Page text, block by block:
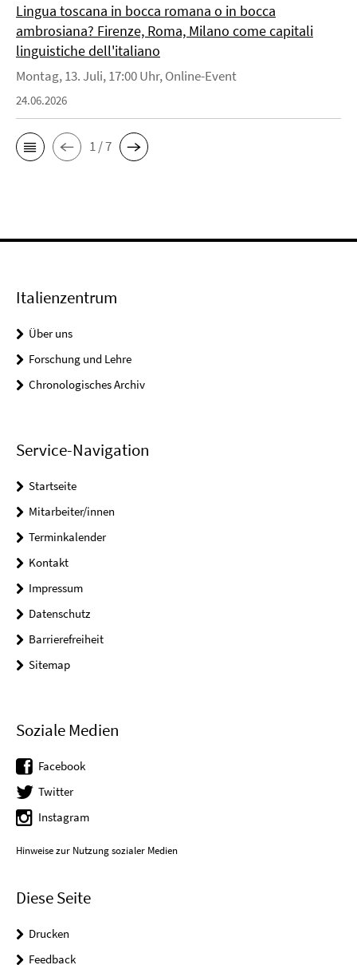
Lingua toscana in bocca romana o in bocca
ambrosiana? Firenze, Roma, Milano come capitali
linguistiche dell'italiano
Montag, 13. Juli, 17:00 Uhr, Online-Event
24.06.2026
1 / 7
Italienzentrum
Über uns
Forschung und Lehre
Chronologisches Archiv
Service-Navigation
Startseite
Mitarbeiter/innen
Terminkalender
Kontakt
Impressum
Datenschutz
Barrierefreiheit
Sitemap
Soziale Medien
Facebook
Twitter
Instagram
Hinweise zur Nutzung sozialer Medien
Diese Seite
Drucken
Feedback